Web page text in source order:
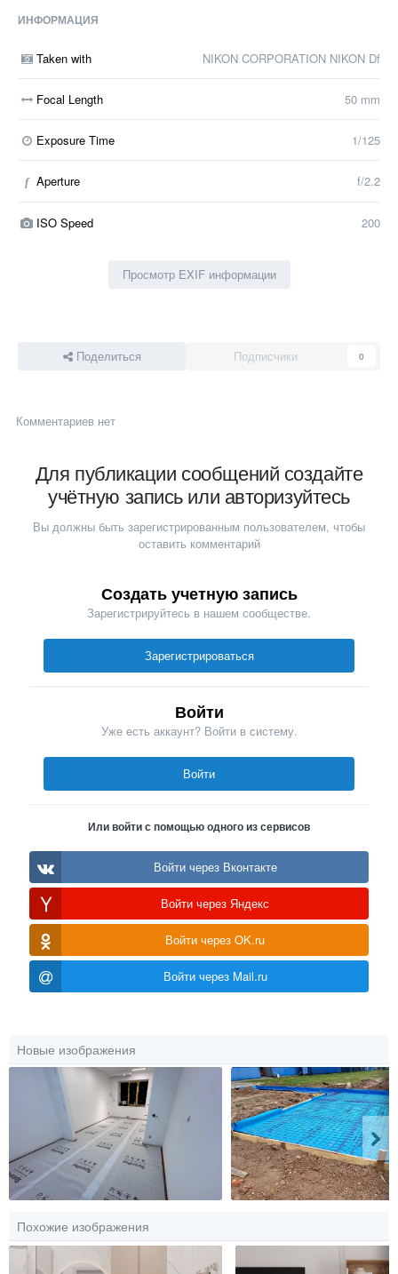
ИНФОРМАЦИЯ
Taken with NIKON CORPORATION NIKON Df
Focal Length 50 mm
Exposure Time 1/125
f Aperture f/2.2
ISO Speed 200
Просмотр EXIF информации
Поделиться Подписчики 0
Комментариев нет
Для публикации сообщений создайте
учётную запись или авторизуйтесь
Вы должны быть зарегистрированным пользователем, чтобы
оставить комментарий
Создать учетную запись
Зарегистрируйтесь в нашем сообществе.
Зарегистрироваться
Войти
Уже есть аккаунт? Войти в систему.
Войти
Или войти с помощью одного из сервисов
Войти через Вконтакте
Войти через Яндекс
Войти через OK.ru
Войти через Mail.ru
Новые изображения
Похожие изображения